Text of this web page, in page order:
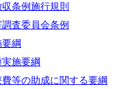
条例施行規則
査委員会条例
綱
施要綱
等の助成に関する要綱